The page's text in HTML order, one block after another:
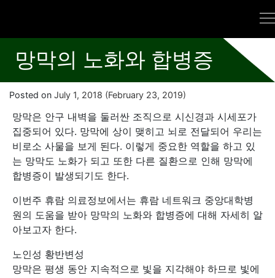
망막의 노화와 합병증
Posted on July 1, 2018 (February 23, 2019)
망막은 안구 내벽을 둘러싼 조직으로 시신경과 시세포가
집중되어 있다. 망막에 상이 맺히고 뇌로 전달되어 우리는
비로소 사물을 보게 된다. 이렇게 중요한 역할을 하고 있
는 망막도 노화가 되고 또한 다른 질환으로 인해 망막에
합병증이 발생되기도 한다.
이번주 휴람 의료정보에서는 휴람 네트워크 중앙대학병
원의 도움을 받아 망막의 노화와 합병증에 대해 자세히 알
아보고자 한다.
노인성 황반변성
망막은 평생 동안 지속적으로 빛을 지각해야 하므로 빛에